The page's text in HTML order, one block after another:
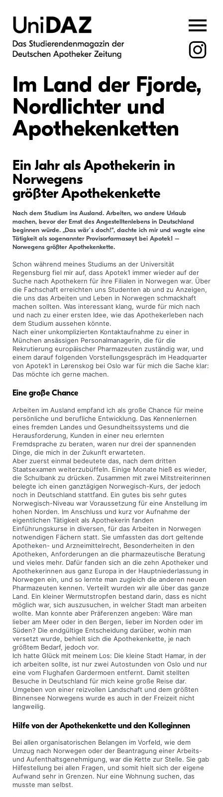
content
Im Land der Fjorde,
Nordlichter und
Apothekenketten
Ein Jahr als Apothekerin in
Norwegens
größter Apothekenkette
Nach dem Studium ins Ausland. Arbeiten, wo andere Urlaub
machen, bevor der Ernst des Angestelltenlebens in Deutschland
beginnen würde. „Das wär´s doch!“, dachte ich mir und wagte eine
Tätigkeit als sogenannter Provisorfarmasøyt bei Apotek1 –
Norwegens größter Apothekenkette.
Schon während meines Studiums an der Universität
Regensburg fiel mir auf, dass Apotek1 immer wieder auf der
Suche nach Apothekern für ihre Filialen in Norwegen war. Über
die Fachschaft erreichten uns Studenten ab und zu Anzeigen,
die uns das Arbeiten und Leben in Norwegen schmackhaft
machen sollten. Was interessant klang, wurde für mich nach
und nach zu einer ersten Idee, wie das Apothekerleben nach
dem Studium aussehen könnte.
Nach einer unkomplizierten Kontaktaufnahme zu einer in
München ansässigen Personalmanagerin, die für die
Rekrutierung europäischer Pharmazeuten zuständig war, und
einem darauf folgenden Vorstellungsgespräch im Headquarter
von Apotek1 in Lørenskog bei Oslo war für mich die Sache klar:
Das möchte ich gerne machen.
Eine große Chance
Arbeiten im Ausland empfand ich als große Chance für meine
persönliche und berufliche Entwicklung. Das Kennenlernen
eines fremden Landes und Gesundheitssystems und die
Herausforderung, Kunden in einer neu erlernten
Fremdsprache zu beraten, waren nur drei der spannenden
Dinge, die mich in der Zukunft erwarteten.
Aber zuerst einmal bedeutete das, nach dem dritten
Staatsexamen weiterzubüffeln. Einige Monate hieß es wieder,
die Schulbank zu drücken. Zusammen mit zwei Mitstreiterinnen
belegte ich einen ganztägigen Norwegisch-Kurs, der jedoch
noch in Deutschland stattfand. Ein gutes bis sehr gutes
Norwegisch-Niveau war Voraussetzung für eine Anstellung im
hohen Norden. Im Anschluss und kurz vor Aufnahme der
eigentlichen Tätigkeit als Apothekerin fanden
Einführungskurse in diversen, für das Arbeiten in Norwegen
notwendigen Fächern statt. Sie umfassten das dort geltende
Apotheken- und Arzneimittelrecht, Besonderheiten in den
Apotheken, Anforderungen an die pharmazeutische Beratung
und vieles mehr. Dafür fanden sich an die zehn Apotheker und
Apothekerinnen aus ganz Europa in der Hauptniederlassung in
Norwegen ein, und so lernte man zugleich die anderen neuen
Pharmazeuten kennen. Verteilt wurden wir alle über das ganze
Land. Ein kleiner Wermutstropfen bestand darin, dass es nicht
möglich war, sich auszusuchen, in welcher Stadt man arbeiten
wollte. Man konnte aber Präferenzen angeben: Wäre man
lieber am Meer oder in den Bergen, lieber im Norden oder im
Süden? Die endgültige Entscheidung darüber, wohin man
versetzt wurde, behielt sich die Apothekenkette, je nach
größtem Bedarf, jedoch vor.
Ich hatte Glück mit meinem Los: Die kleine Stadt Hamar, in der
ich arbeiten sollte, ist nur zwei Autostunden von Oslo und nur
eine vom Flughafen Gardermoen entfernt. Damit stellten
Besuche in Deutschland für mich keine große Reise dar.
Umgeben von einer reizvollen Landschaft und dem größten
Binnensee Norwegens wurde es auch in der Freizeit nicht
langweilig.
Hilfe von der Apothekenkette und den Kolleginnen
Bei allen organisatorischen Belangen im Vorfeld, wie dem
Umzug nach Norwegen oder der Beantragung einer Arbeits-
und Aufenthaltsgenehmigung, war die Kette zur Stelle. Sie gab
Hilfestellung bei allen Fragen, und somit hielt sich der eigene
Aufwand sehr in Grenzen. Nur eine Wohnung suchen, das
musste man selbst.